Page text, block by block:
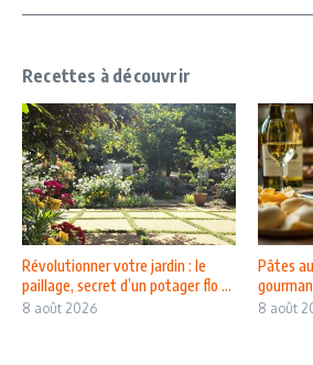
Recettes à découvrir
Révolutionner votre jardin : le
paillage, secret d’un potager flo ...
8 août 2026
Pâtes
8 août